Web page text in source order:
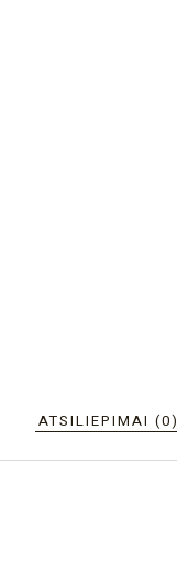
ATSILIEPIMAI (0)